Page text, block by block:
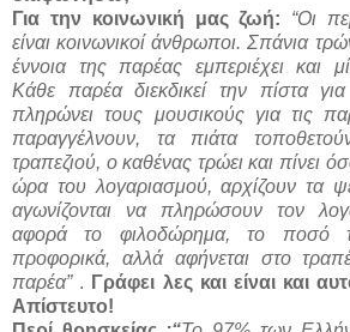
Για την κοινωνική μας ζωή:
“Οι
είναι κοινωνικοί άνθρωποι. Σπάνια
έννοια της παρέας εμπεριέχει και
Κάθε παρέα διεκδικεί την πίστα
πληρώνει τους μουσικούς για τις
παραγγέλνουν, τα πιάτα
τραπεζιού, ο καθένας τρώει και πίνει
ώρα του λογαριασμού, αρχίζουν τα
αγωνίζονται να πληρώσουν τον
αφορά το φιλοδώρημα, το ποσό
προφορικά, αλλά αφήνεται στο
παρέα”. Γράφει λες και είναι και
Απίστευτο!